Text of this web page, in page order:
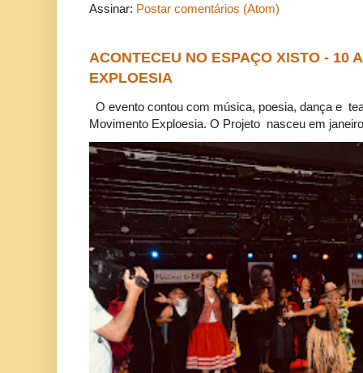
Assinar: Postar comentários (Atom)
ACONTECEU NO ESPAÇO XISTO - 10
EXPLOESIA
O evento contou com música, poesia, dança e
Movimento Exploesia. O Projeto nasceu em